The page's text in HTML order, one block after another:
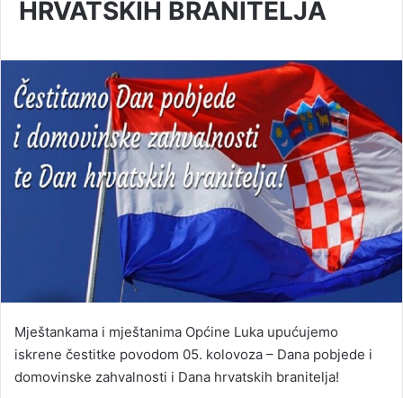
HRVATSKIH BRANITELJA
Mještankama i mještanima Općine Luka upućujemo
iskrene čestitke povodom 05. kolovoza – Dana pobjede i
domovinske zahvalnosti i Dana hrvatskih branitelja!